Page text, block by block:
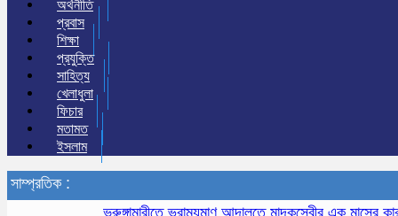
অর্থনীতি
প্রবাস
শিক্ষা
প্রযুক্তি
সাহিত্য
খেলাধুলা
ফিচার
মতামত
ইসলাম
সাম্প্রতিক :
ভূরুঙ্গামারীতে ভ্রাম্যমাণ আদালতে মাদকসেবীর এক মাসের কারাদণ্ড